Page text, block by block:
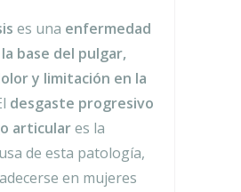
es una enfermedad
base del pulgar,
y limitación en la
desgaste progresivo
articulares la
de esta patología,
en mujeres